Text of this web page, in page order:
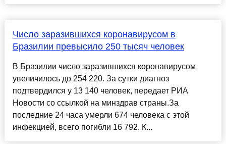
Число заразившихся коронавирусом в
Бразилии превысило 250 тысяч человек
В Бразилии число заразившихся коронавирусом
увеличилось до 254 220. За сутки диагноз
подтвердился у 13 140 человек, передает РИА
Новости со ссылкой на минздрав страны.За
последние 24 часа умерли 674 человека с этой
инфекцией, всего погибли 16 792. К...